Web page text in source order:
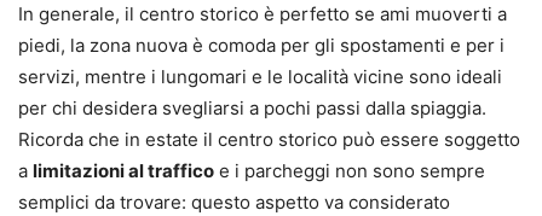
In generale, il centro storico è perfetto se ami muoverti a
piedi, la zona nuova è comoda per gli spostamenti e per i
servizi, mentre i lungomari e le località vicine sono ideali
per chi desidera svegliarsi a pochi passi dalla spiaggia.
Ricorda che in estate il centro storico può essere soggetto
a limitazioni al traffico e i parcheggi non sono sempre
semplici da trovare: questo aspetto va considerato